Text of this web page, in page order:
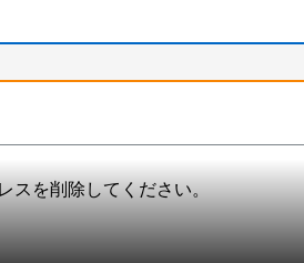
スを削除してください。